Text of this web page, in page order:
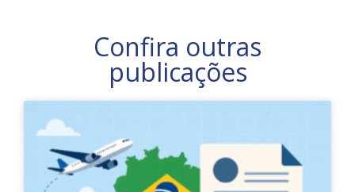
Confira outras
publicações